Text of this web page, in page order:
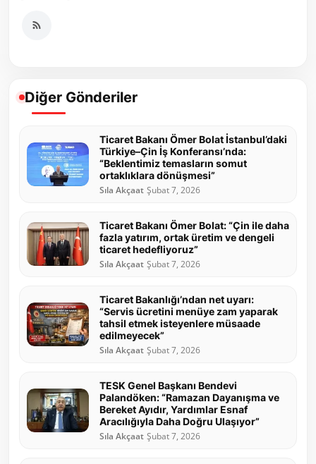
Diğer Gönderiler
Ticaret Bakanı Ömer Bolat İstanbul’daki
Türkiye–Çin İş Konferansı’nda:
“Beklentimiz temasların somut
ortaklıklara dönüşmesi”
Sıla Akçaat Şubat 7, 2026
Ticaret Bakanı Ömer Bolat: “Çin ile daha
fazla yatırım, ortak üretim ve dengeli
ticaret hedefliyoruz”
Sıla Akçaat Şubat 7, 2026
Ticaret Bakanlığı’ndan net uyarı:
“Servis ücretini menüye zam yaparak
tahsil etmek isteyenlere müsaade
edilmeyecek”
Sıla Akçaat Şubat 7, 2026
TESK Genel Başkanı Bendevi
Palandöken: “Ramazan Dayanışma ve
Bereket Ayıdır, Yardımlar Esnaf
Aracılığıyla Daha Doğru Ulaşıyor”
Sıla Akçaat Şubat 7, 2026